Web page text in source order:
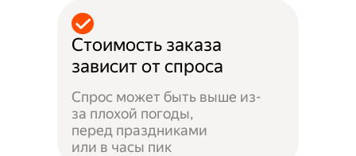
Стоимость заказа
зависит от спроса
Спрос может быть выше из-
за плохой погоды,
перед праздниками
или в часы пик